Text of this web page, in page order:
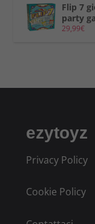
Flip 7
party
29,99€
ezytoyz
Privacy Policy
Cookie Policy